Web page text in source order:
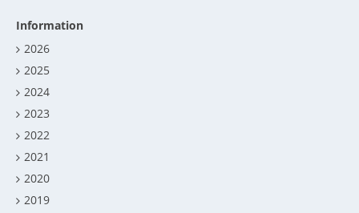
Information
2026
2025
2024
2023
2022
2021
2020
2019